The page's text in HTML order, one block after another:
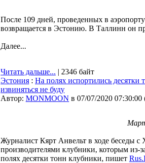
После 109 дней, проведенных в
возвращается в Эстонию. В Таллинн он
Далее...
Читать дальше... | 2346 байт
Эстония : На полях испортились
извиняться не буду
Автор: MONMOON в 07/07/2020 07:30:00
Журналист Кярт Анвельт в ходе беседы с
производителями клубники, которым из-
полях десятки тонн клубники, пишет